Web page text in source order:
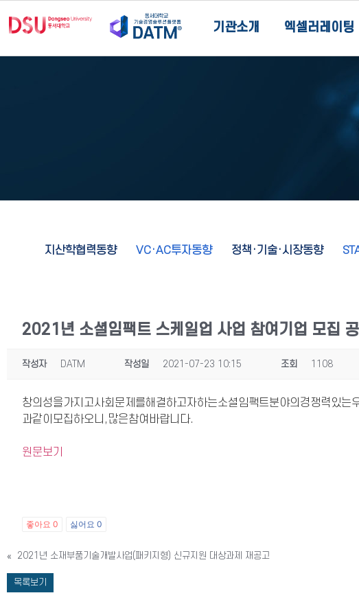
기관소개 엑셀러레이팅
지산학협력동향 VC·AC투자동향 정책·기술·시장동향
2021년 소셜임팩트 스케일업 사업 참여기업 모집
작성자 DATM 작성일 2021-07-23 10:15 조회 1108
창의성을가지고사회문제를해결하고자하는소셜임팩트분야의경쟁력있
과같이모집하오니,많은참여바랍니다.
원문보기
좋아요 0 싫어요 0
« 2021년 소재부품기술개발사업(패키지형) 신규지원 대상과제 재공고
목록보기